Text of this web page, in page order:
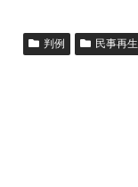
判例 民事再生